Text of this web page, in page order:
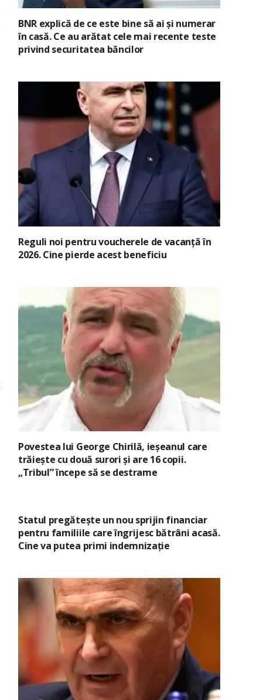
BNR explică de ce este bine să ai și numerar
în casă. Ce au arătat cele mai recente teste
privind securitatea băncilor
Reguli noi pentru voucherele de vacanță în
2026. Cine pierde acest beneficiu
Povestea lui George Chirilă, ieșeanul care
trăiește cu două surori și are 16 copii.
„Tribul” începe să se destrame
Statul pregătește un nou sprijin financiar
pentru familiile care îngrijesc bătrâni acasă.
Cine va putea primi indemnizație